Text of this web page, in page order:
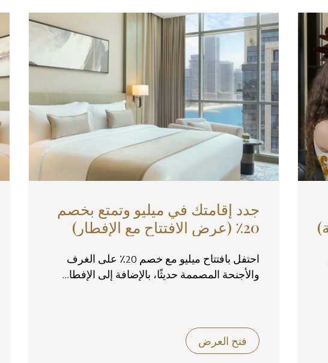
جدد إقامتك في ميليو وتمتع بخصم
20٪ (عرض الافتتاح مع الإفطار)
احتفل بافتتاح ميليو مع خصم 20٪ على الغرف
والأجنحة المصممة حديثًا، بالإضافة إلى الإفطا...
فتح العرض